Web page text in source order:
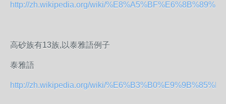
http://zh.wikipedia.org/wiki/
高砂族有13族,以泰雅語例子
泰雅語
http://zh.wikipedia.org/wiki/